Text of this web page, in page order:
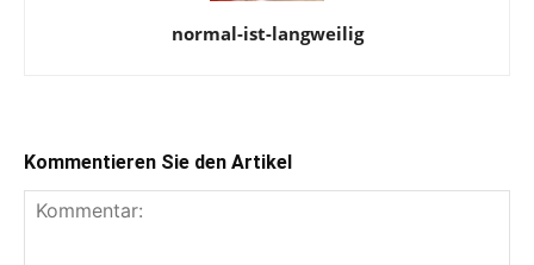
normal-ist-langweilig
Kommentieren Sie den Artikel